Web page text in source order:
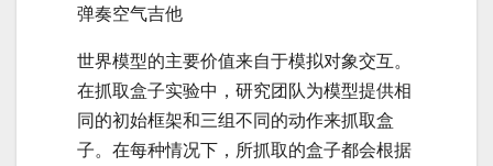
弹奏空气吉他
世界模型的主要价值来自于模拟对象交互。
在抓取盒子实验中，研究团队为模型提供相
同的初始框架和三组不同的动作来抓取盒
子。在每种情况下，所抓取的盒子都会根据